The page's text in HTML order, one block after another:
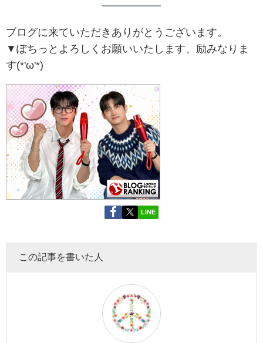
ブログに来ていただきありがとうございます。
▼ぽちっとよろしくお願いいたします、励みなりま
す(*'ω'*)
LINE
この記事を書いた人